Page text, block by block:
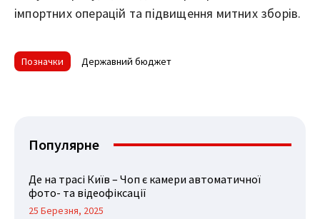
імпортних операцій та підвищення митних зборів.
Позначки Державний бюджет
Популярне
Де на трасі Київ – Чоп є камери автоматичної
фото- та відеофіксації
25 Березня, 2025